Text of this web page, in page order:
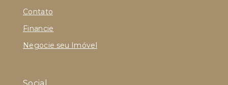
Contato
Financie
Negocie seu Imóvel